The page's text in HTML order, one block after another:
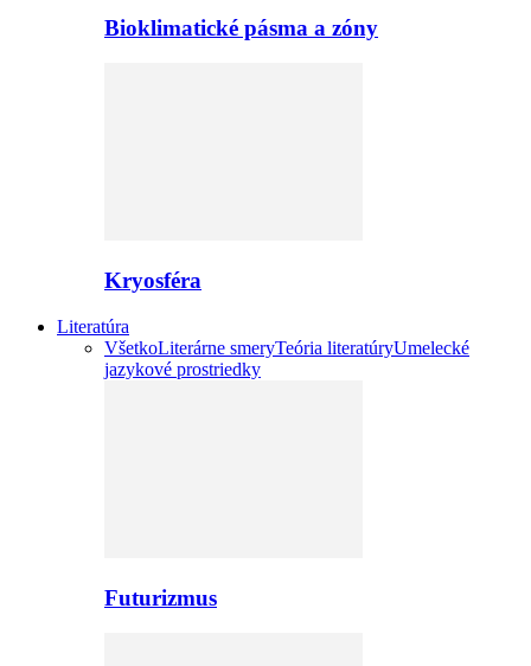
Bioklimatické pásma a zóny
Kryosféra
Literatúra
VšetkoLiterárne smeryTeória literatúryUmelecké
jazykové prostriedky
Futurizmus